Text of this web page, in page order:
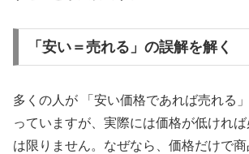
「安い＝売れる」の誤解を解く
多くの人が 「安い価格であれば売れる
っていますが、実際には価格が低けれ
は限りません。なぜなら、価格だけで